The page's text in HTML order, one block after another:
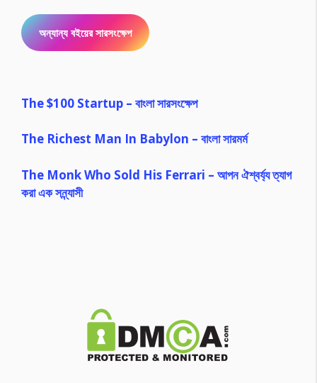
অন্যান্য বইয়ের সারসংক্ষেপ
The $100 Startup – বাংলা সারসংক্ষেপ
The Richest Man In Babylon – বাংলা সারমর্ম
The Monk Who Sold His Ferrari – আপন ঐশ্বর্য্য ত্যাগ
করা এক সন্ন্যাসী